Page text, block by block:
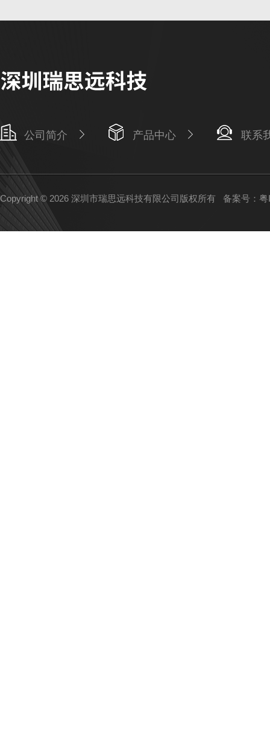
公司简介 产品中心 联系
Copyright © 2026 深圳市瑞思远科技有限公司版权所有 备案号：